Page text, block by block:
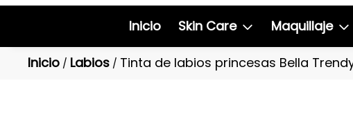
Inicio Skin Care Maquillaje
Inicio / Labios / Tinta de labios princesas Bella